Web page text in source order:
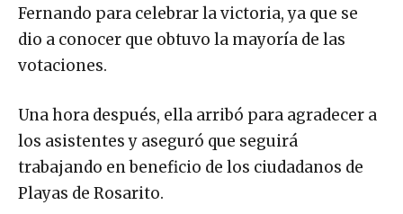
Fernando para celebrar la victoria, ya que se
dio a conocer que obtuvo la mayoría de las
votaciones.
Una hora después, ella arribó para agradecer a
los asistentes y aseguró que seguirá
trabajando en beneficio de los ciudadanos de
Playas de Rosarito.